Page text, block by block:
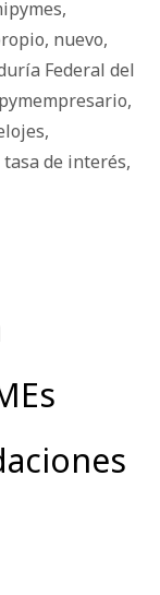
,
, nuevo,
Federal del
pymempresario,
,
tasa de interés,